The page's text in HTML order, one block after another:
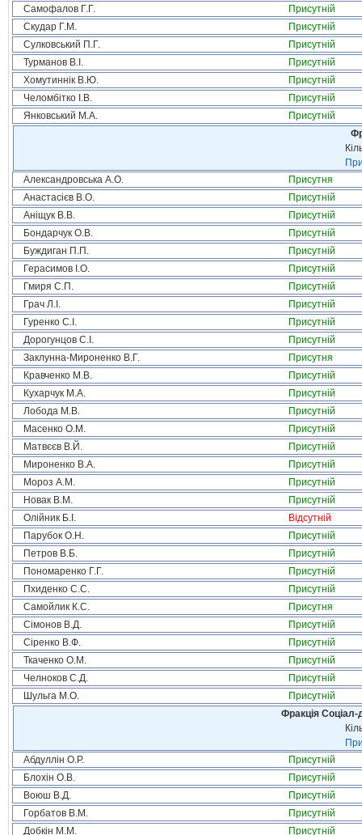
Самофалов Г.Г.
Присутній
Скудар Г.М.
Присутній
Сулковський П.Г.
Присутній
Турманов В.І.
Присутній
Хомутиннік В.Ю.
Присутній
Челомбітко І.В.
Присутній
Янковський М.А.
Присутній
Александровська А.О.
Присутня
Анастасієв В.О.
Присутній
Аніщук В.В.
Присутній
Бондарчук О.В.
Присутній
Буждиган П.П.
Присутній
Герасимов І.О.
Присутній
Гмиря С.П.
Присутній
Грач Л.І.
Присутній
Гуренко С.І.
Присутній
Дорогунцов С.І.
Присутній
Заклунна-Мироненко В.Г.
Присутня
Кравченко М.В.
Присутній
Кухарчук М.А.
Присутній
Лобода М.В.
Присутній
Масенко О.М.
Присутній
Матвєєв В.Й.
Присутній
Мироненко В.А.
Присутній
Мороз А.М.
Присутній
Новак В.М.
Присутній
Олійник Б.І.
Відсутній
Парубок О.Н.
Присутній
Петров В.Б.
Присутній
Пономаренко Г.Г.
Присутній
Пхиденко С.С.
Присутній
Самойлик К.С.
Присутня
Сімонов В.Д.
Присутній
Сіренко В.Ф.
Присутній
Ткаченко О.М.
Присутній
Челноков С.Д.
Присутній
Шульга М.О.
Присутній
Фракція Соціал-
Абдуллін О.Р.
Присутній
Блохін О.В.
Присутній
Воюш В.Д.
Присутній
Горбатов В.М.
Присутній
Добкін М.М.
Присутній